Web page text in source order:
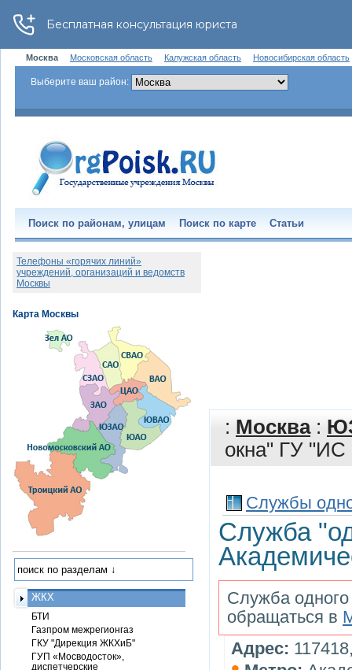
Москва Московская область Калужская область Новосибирская область
Выберите ваш район:
Поиск по районам, улицам Поиск по карте Статьи
: Москва:
окна" ГУ
Службы
Служба
Служба
обращаться в
Адрес:
Телефоны «горячих линий»
учреждений, организаций и ведомств
Москвы
ЖКХ
БТИ
Газпром межрегионгаз
ГКУ "Дирекция ЖКХиБ"
ГУП «Мосводосток»,
диспетчерские